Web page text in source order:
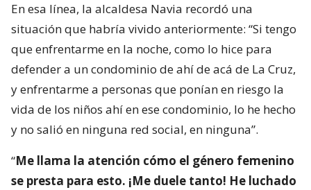
En esa línea, la alcaldesa Navia recordó una
situación que habría vivido anteriormente: “Si tengo
que enfrentarme en la noche, como lo hice para
defender a un condominio de ahí de acá de La Cruz,
y enfrentarme a personas que ponían en riesgo la
vida de los niños ahí en ese condominio, lo he hecho
y no salió en ninguna red social, en ninguna”.
“Me llama la atención cómo el género femenino
se presta para esto. ¡Me duele tanto! He luchado